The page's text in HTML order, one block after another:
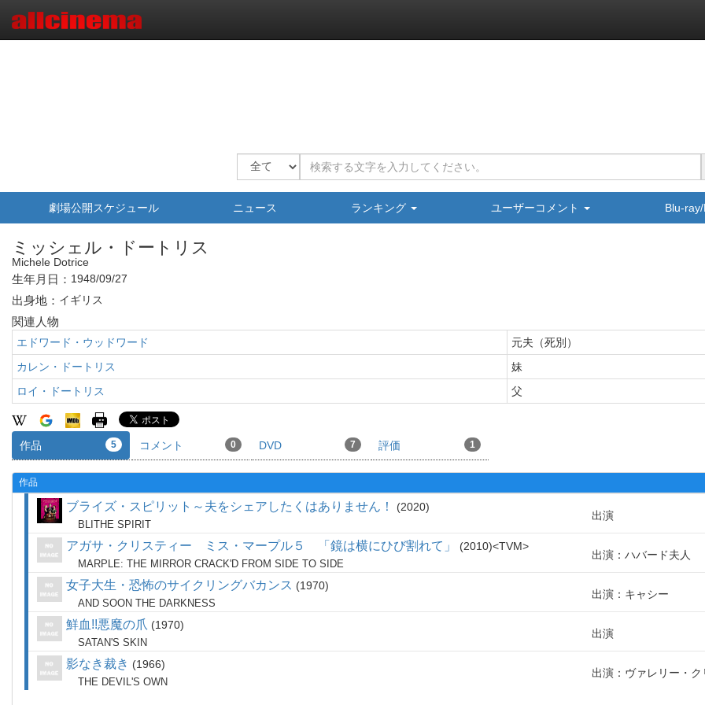
劇場公開スケジュール ニュース ランキング ユーザーコメント Blu-
ミッシェル・ドートリス
Michele Dotrice
生年月日： 1948/09/27
出身地： イギリス
関連人物
エドワード・ウッドワード
元夫（死別）
カレン・ドートリス
妹
ロイ・ドートリス
父
作品 5 コメント 0 DVD 7 評価 1
作品
ブライズ・スピリット～夫をシェアしたくはありません！ 2020
BLITHE SPIRIT
出演
アガサ・クリスティー ミス・マープル５ 「鏡は横にひび割れて」 2010 TVM
MARPLE: THE MIRROR CRACK'D FROM SIDE TO SIDE
出演：ハバード夫人
女子大生・恐怖のサイクリングバカンス 1970
AND SOON THE DARKNESS
出演：キャシー
鮮血!!悪魔の爪 1970
SATAN'S SKIN
出演
影なき裁き 1966
THE DEVIL'S OWN
出演：ヴァレリー・ク